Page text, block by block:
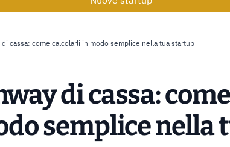
cassa: come calcolarli in modo semplice nella tua startup
di cassa: come
semplice nella